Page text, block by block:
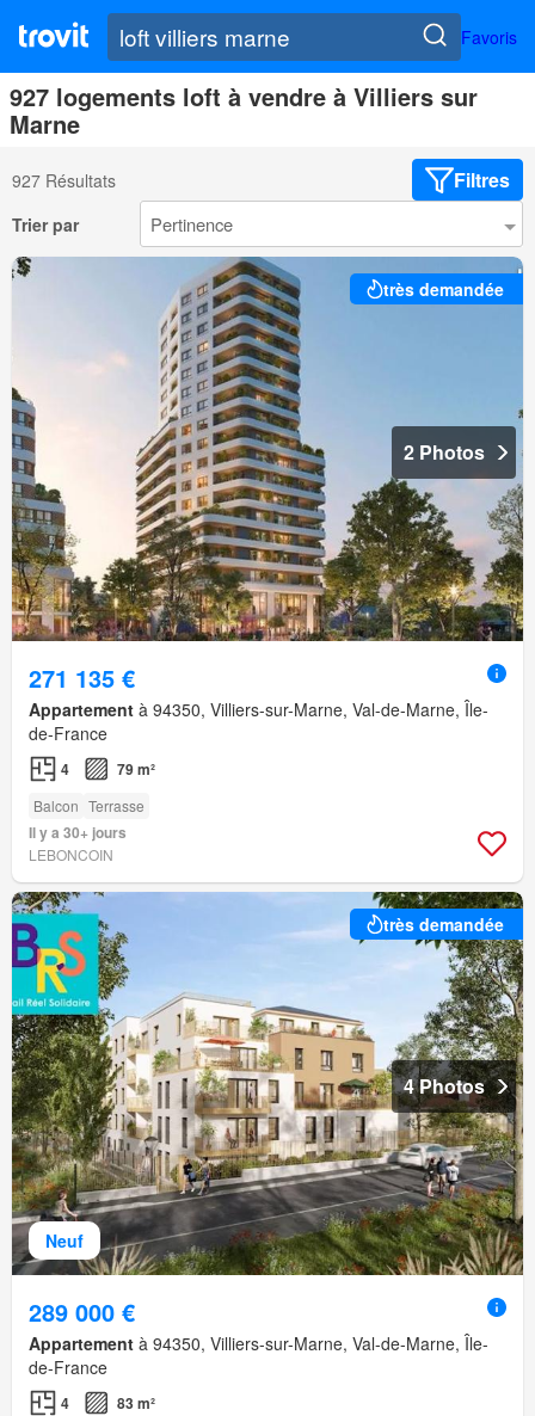
Favoris
927 logements loft à vendre à Villiers sur
Marne
927 Résultats Filtres
Trier par
très demandée
2 Photos
271 135 €
Appartement à 94350, Villiers-sur-Marne, Val-de-Marne, Île-
de-France
4 79 m²
Balcon Terrasse
Il y a 30+ jours
LEBONCOIN
Neuf
très demandée
4 Photos
289 000 €
Appartement à 94350, Villiers-sur-Marne, Val-de-Marne, Île-
de-France
4 83 m²